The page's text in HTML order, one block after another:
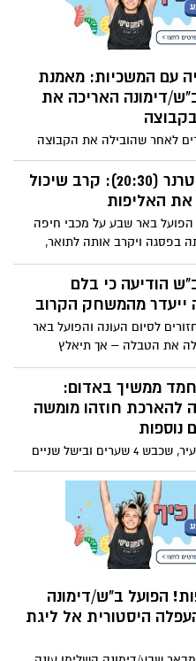
עם המשכיות: מאמנת
דימונה האריכה את
לאחר שהובילה את הקבוצה
לליגה הבכירה, האריכה
חוזהה בשנה נוספת – "נמשיך
בגאווה ובדרך שלנו", אמרה.
הערב בטרנר (20:30): קרב שיכול
את האליפות
הפועל באר שבע על מכבי חיפה
בפסגה ויקרב אותה לתואר,
לסיום; הפסד עלול להעלות
למקום הראשון – והכול תלוי
הודיעה כי בלם
ייעדר מהמשחק הקרוב
לסיום העונה והפועל באר
את הטבלה – אך תיאלץ
מכבי חיפה ללא קרלוס פונק,
בשל סיבות בירוקרטיות
ממשיך באדום:
להארכת חוזהו מומשה
נוספות
הקשר הצעיר, שכבש 4 שערים ובישל שניים
באדום לשנתיים נוספות –
ואליאס בהמשכיות הסגל
מול מכבי חיפה
הפועל ב"ש/דימונה
היסטורית אל ליגת